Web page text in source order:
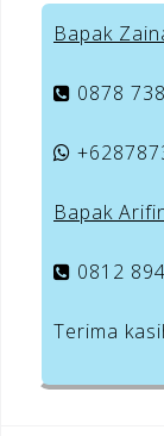
Bapak
0878
Bapak
0812
Terima